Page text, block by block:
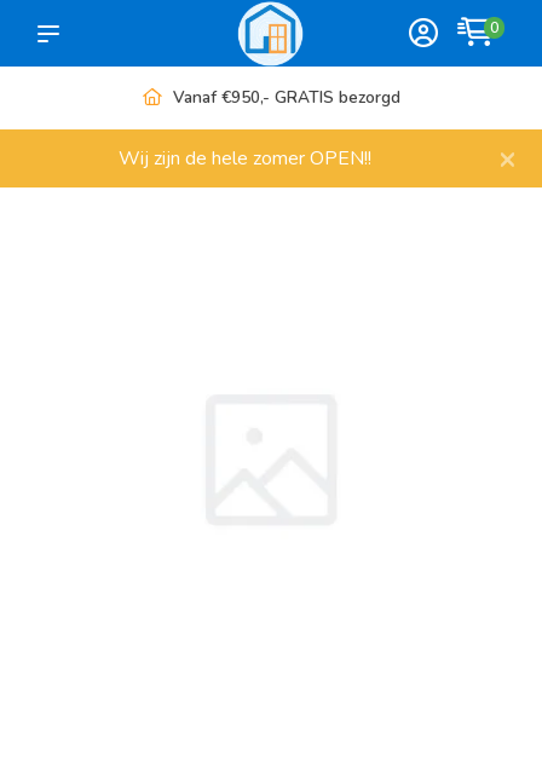
0
Vanaf €950,- GRATIS bezorgd
Wij zijn de hele zomer OPEN!! ×